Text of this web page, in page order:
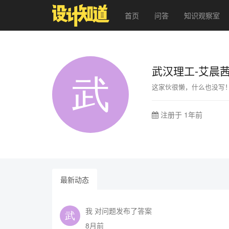
首页 问答 知识观察室
武汉理工-艾晨
这家伙很懒，什么也没写！
注册于 1年前
最新动态
我 对问题发布了答案
8月前